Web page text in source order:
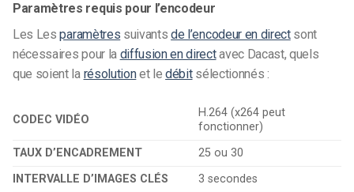
Paramètres requis pour l’encodeur
Les Lesparamètres suivantsde l’encodeur en directsont
nécessaires pour la diffusion en directavec Dacast, quels
que soient la résolutionet ledébitsélectionnés :
CODEC VIDÉO
H.264 (x264 peut
fonctionner)
TAUX D’ENCADREMENT
25 ou 30
INTERVALLE D’IMAGES CLÉS
3 secondes